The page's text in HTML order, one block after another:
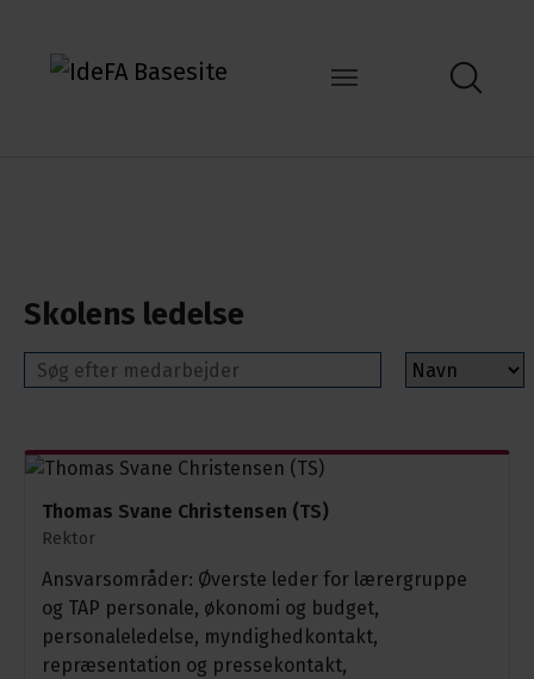
Skolens ledelse
Thomas Svane Christensen (TS)
Rektor
Ansvarsområder: Øverste leder for lærergruppe
og TAP personale, økonomi og budget,
personaleledelse, myndighedkontakt,
repræsentation og pressekontakt,